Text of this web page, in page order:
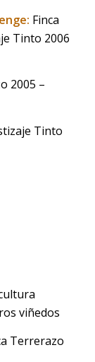
Finca
Tinto 2006
2005 –
Tinto
viñedos
Terrerazo